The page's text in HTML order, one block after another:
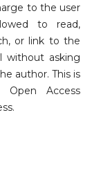
to the user
to read,
or link to the
without asking
author. This is
Access